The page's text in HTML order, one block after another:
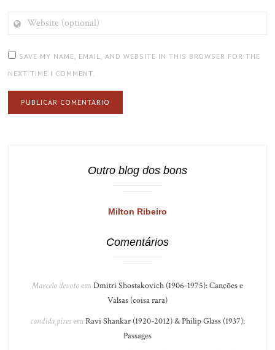
(OPTIONAL)
SAVE MY NAME, EMAIL, AND WEBSITE IN THIS BROWSER FOR THE
NEXT TIME I COMMENT.
Outro blog dos bons
Milton Ribeiro
Comentários
Marcelo devotoem Dmitri Shostakovich (1906-1975): Canções e
Valsas (coisa rara)
candida piresem Ravi Shankar (1920-2012) & Philip Glass (1937):
Passages